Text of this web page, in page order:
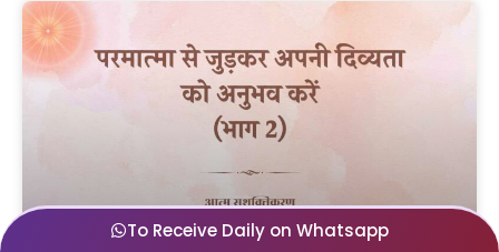
To Receive Daily on Whatsapp